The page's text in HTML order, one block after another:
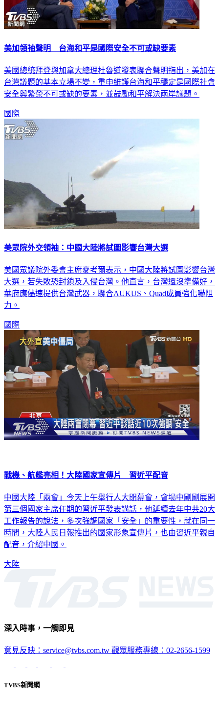
美加領袖聲明 台海和平是國際安全不可或缺要素
美國總統拜登與加拿大總理杜魯道發表聯合聲明指出，美加在
台灣議題的基本立場不變，重申維護台海和平穩定是國際社會
安全與繁榮不可或缺的要素，並鼓勵和平解決兩岸議題。
國際
美眾院外交領袖：中國大陸將試圖影響台灣大選
美國眾議院外委會主席麥考爾表示，中國大陸將試圖影響台灣
大選，若失敗恐封鎖及入侵台灣。他直言，台灣還沒準備好，
華府應儘速提供台灣武器，聯合AUKUS、Quad成員強化嚇阻
力。
國際
戰機、航艦亮相！大陸國家宣傳片 習近平配音
中國大陸「兩會」今天上午舉行人大閉幕會，會場中剛剛展開
第三個國家主席任期的習近平發表講話，他延續去年中共20大
工作報告的說法，多次強調國家「安全」的重要性，就在同一
時間，大陸人民日報推出的國家形象宣傳片，也由習近平親自
配音，介紹中國。
大陸
深入時事，一觸即見
意見反映：service@tvbs.com.tw 觀眾服務專線：02-2656-1599
TVBS新聞網